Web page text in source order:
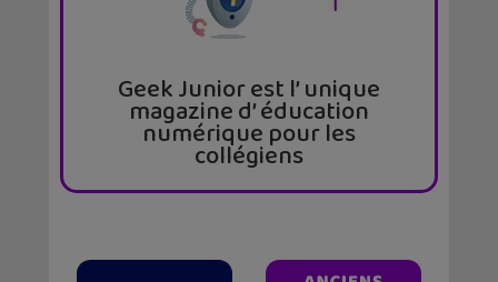
Geek Junior est l’ unique
magazine d’ éducation
numérique pour les
collégiens